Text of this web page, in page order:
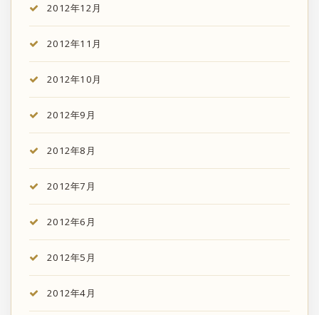
2012年12月
2012年11月
2012年10月
2012年9月
2012年8月
2012年7月
2012年6月
2012年5月
2012年4月